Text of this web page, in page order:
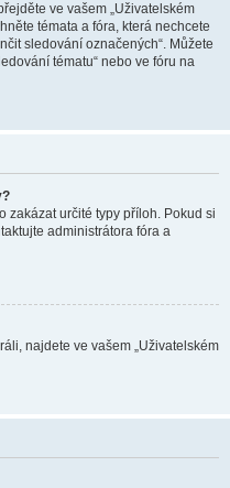
ve vašem „Uživatelském
témata a fóra, která nechcete
sledování označených“. Můžete
tématu“ nebo ve fóru na
zakázat určité typy příloh. Pokud si
administrátora fóra a
najdete ve vašem „Uživatelském